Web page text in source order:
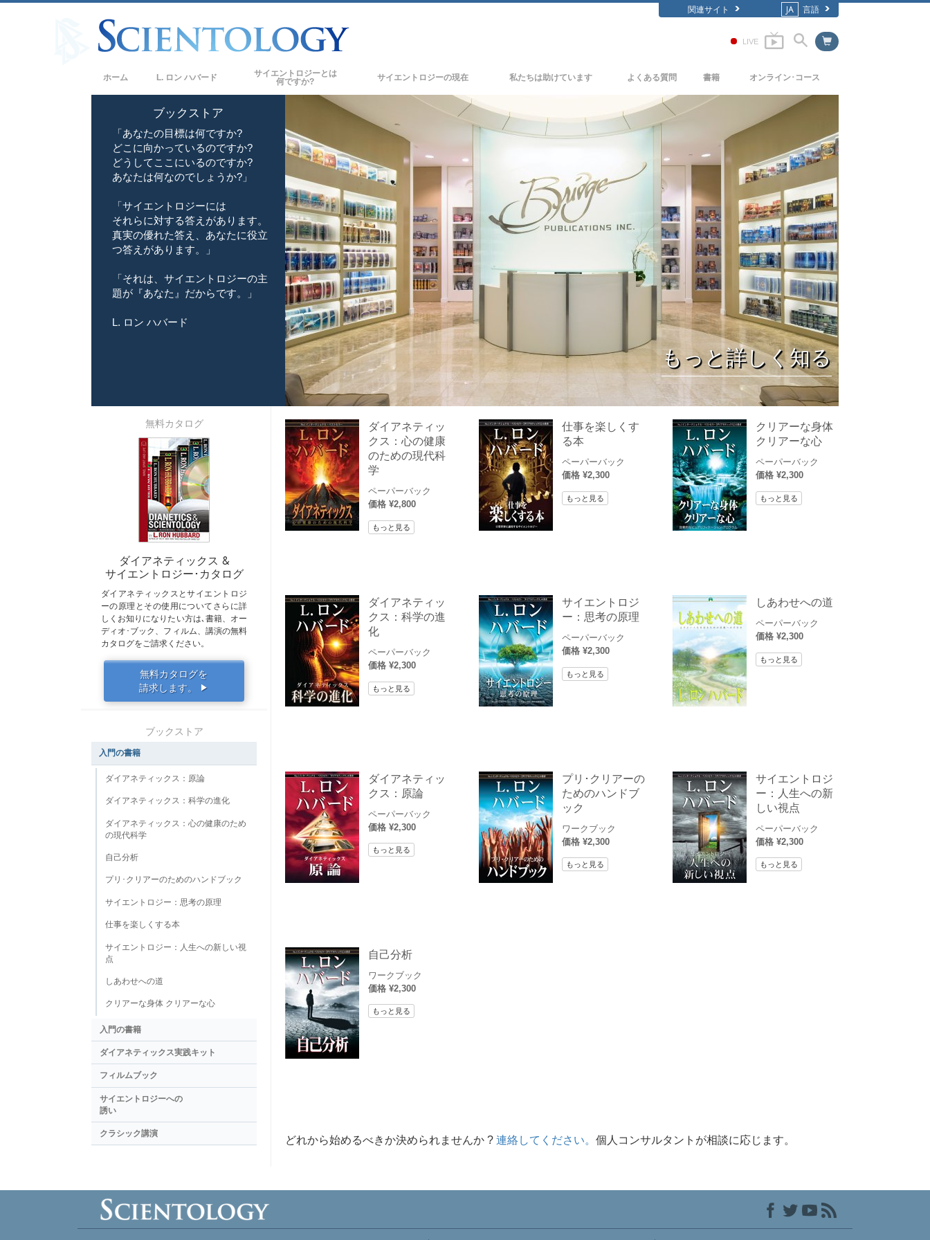
関連サイト JA 言語
LIVE
ホーム L. ロン ハバード
サイエントロジーとは
何ですか?
サイエントロジーの信条と規律
サイエントロジストたちが語るサイエント
ロジー
サイエントロジストに会いましょう
教会の内部
サイエントロジーの基本原理
ダイアネティックスの紹介
愛と憎しみ ―
偉大さとは何か?
サイエントロジーの現在
サイエントロジー教会
新しい
サイエントロジー教会
上級
オーガニゼーション
フラッグ･ランド･ベース
フリーウィンズ
サイエントロジーを
世界にもたらす
デビッド･ミスキャベッジ･サイエントロジ
ーの教会指導者
私たちは助けています よくある質問
背景と基本原理
教会の内部
サイエントロジーの組織
書籍
入門の書籍
オーディオブック
一般向け講演
オンライン･コース
どのように対立を解決するか
存在のダイナミックス
理解を構成するもの
危険な環境に対する解決策
病気やけがのためのアシスト
高潔さと正直さ
結婚
感情のトーン･スケール
薬物に対する解決策
職場のためのツール
エシックスとコンディション
抑圧の原因
調査
組織化の基礎
広報活動の基礎
ターゲットとゴール
もっと詳しく知る
ブックストア
「あなたの目標は何ですか?
どこに向かっているのですか?
どうしてここにいるのですか?
あなたは何なのでしょうか?」
「サイエントロジーには
それらに対する答えがあります。
真実の優れた答え、あなたに役立
つ答えがあります。」
「それは、サイエントロジーの主
題が『あなた』だからです。」
L. ロン ハバード
ダイアネティッ
クス：心の健康
のための現代科
学
ペーパーバック
価格 ¥2,800
もっと見る
仕事を楽しくす
る本
ペーパーバック
価格 ¥2,300
もっと見る
クリアーな身体
クリアーな心
ペーパーバック
価格 ¥2,300
もっと見る
ダイアネティッ
クス：科学の進
化
ペーパーバック
価格 ¥2,300
もっと見る
サイエントロジ
ー：思考の原理
ペーパーバック
価格 ¥2,300
もっと見る
しあわせへの道
ペーパーバック
価格 ¥2,300
もっと見る
ダイアネティッ
クス：原論
ペーパーバック
価格 ¥2,300
もっと見る
プリ･クリアーの
ためのハンドブ
ック
ワークブック
価格 ¥2,300
もっと見る
サイエントロジ
ー：人生への新
しい視点
ペーパーバック
価格 ¥2,300
もっと見る
自己分析
ワークブック
価格 ¥2,300
もっと見る
どれから始めるべきか決められませんか ? 連絡してください。 個人コンサルタントが相談に応じます。
無料カタログ
ダイアネティックス &
サイエントロジー･カタログ
ダイアネティックスとサイエントロジ
ーの原理とその使用についてさらに詳
しくお知りになりたい方は､書籍、オー
ディオ･ブック、フィルム、講演の無料
カタログをご請求ください。
無料カタログを
請求します。
▶
ブックストア
入門の書籍
ダイアネティックス：原論
ダイアネティックス：科学の進化
ダイアネティックス：心の健康のため
の現代科学
自己分析
プリ･クリアーのためのハンドブック
サイエントロジー：思考の原理
仕事を楽しくする本
サイエントロジー：人生への新しい視
点
しあわせへの道
クリアーな身体 クリアーな心
入門の書籍
ダイアネティックス実践キット
フィルムブック
サイエントロジーへの
誘い
クラシック講演